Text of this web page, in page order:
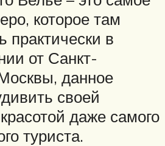
которое там
практически в
от Санкт-
данное
своей
даже самого
туриста.